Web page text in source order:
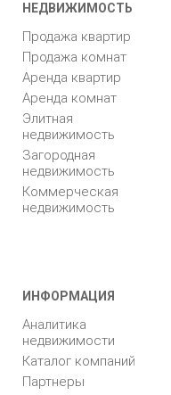
НЕДВИЖИМОСТЬ
Продажа квартир
Продажа комнат
Аренда квартир
Аренда комнат
Элитная
недвижимость
Загородная
недвижимость
Коммерческая
недвижимость
ИНФОРМАЦИЯ
Аналитика
недвижимости
Каталог компаний
Партнеры